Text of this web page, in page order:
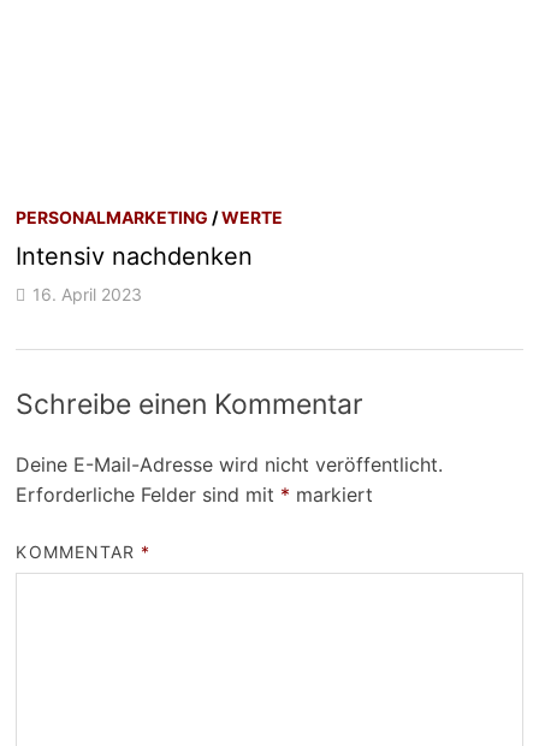
PERSONALMARKETING /WERTE
Intensiv nachdenken
16. April 2023
Schreibe einen Kommentar
Deine E-Mail-Adresse wird nicht veröffentlicht.
Erforderliche Felder sind mit * markiert
KOMMENTAR *